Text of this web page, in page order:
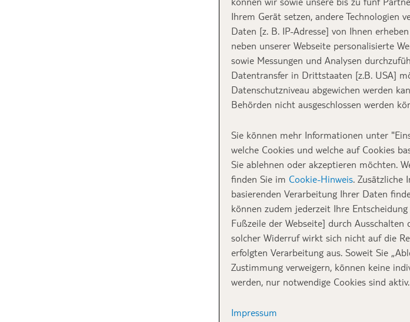
Ihrem Gerät setzen, andere Technologien
Daten [z. B. IP-Adresse] von Ihnen
neben unserer Webseite personalisierte
sowie Messungen und Analysen
Datentransfer in Drittstaaten [z.B. USA]
Datenschutzniveau abgewichen werden
Behörden nicht ausgeschlossen werden
Sie können mehr Informationen unter
welche Cookies und welche auf Cookies
Sie ablehnen oder akzeptieren möchten.
finden Sie im Cookie-Hinweis. Zusätzliche
basierenden Verarbeitung Ihrer Daten
können zudem jederzeit Ihre
Fußzeile der Webseite] durch Ausschalten
solcher Widerruf wirkt sich nicht auf die
erfolgten Verarbeitung aus. Soweit Sie
Zustimmung verweigern, können keine
werden, nur notwendige Cookies sind aktiv.
Impressum